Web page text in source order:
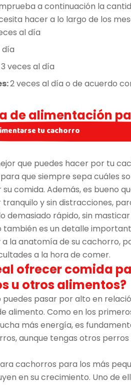
a continuación la
hacer a lo largo de los
al día
día
veces al día
2 veces al día o de acuerdo
de alimentación
tu cachorro
que puedes hacer por tu
que siempre sepa cuáles
comida. Además, es bueno
y sin distracciones,
demasiado rápido, sin masticar
es un detalle
la anatomía de su cachorro,
a la hora de comer.
ofrecer comida
u otros alimentos?
puedes pasar por alto en
alimento. Como en los
más energía, es
aunque tengas otros
cachorros para los más
en su crecimiento. Uno de